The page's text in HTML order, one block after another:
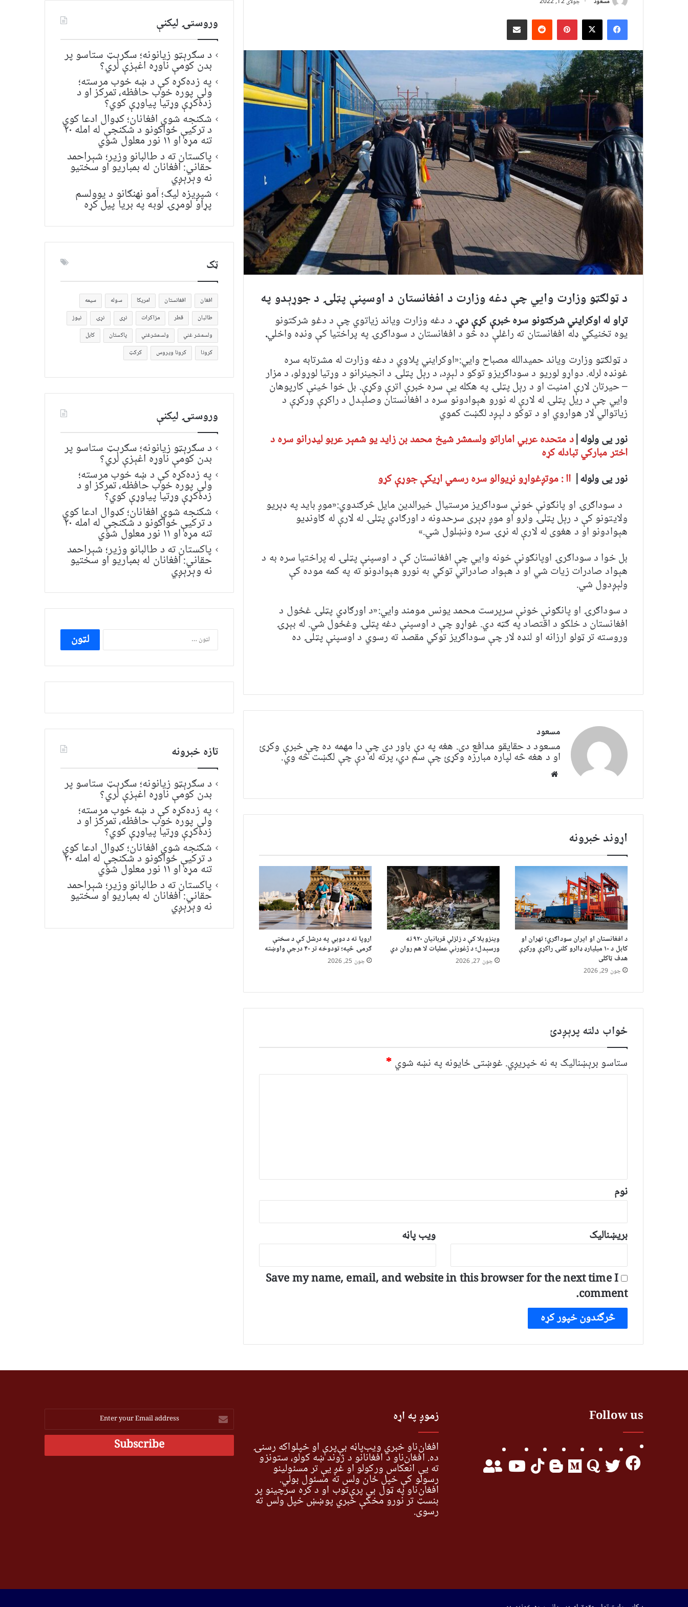
Facebook
X
Pinterest
Redditد بریښنالیک له لارې شریک کړئ
د ټولګټو وزارت وایي چې دغه وزارت د افغانستان د اوسپنې پټلۍ د جوړېدو په
تړاو له اوکرایني شرکتونو سره خبرې کړې دي. د دغه وزارت ویاند زیاتوي چې د دغو شرکتونو
یوه تخنیکي ډله افغانستان ته راغلې ده څو د افغانستان د سوداګرۍ په پراختیا کې ونډه واخلي.
د ټولګټو وزارت ویاند حمیدالله مصباح وايي:«اوکرایني پلاوي د دغه وزارت له مشرتابه سره
غونډه لرله. دواړو لوریو د سوداګریزو توکو د لېږد، د رېل پټلۍ د انجینرانو د وړتیا لوړولو، د مزار
– حیرتان لارې امنیت او د رېل پټلۍ په هکله یې سره خبرې اترې وکړې. بل خوا ځينې کارپوهان
وایي چې د ریل پټلۍ له لارې له نورو هېوادونو سره د افغانستان وصلېدل د راکړې ورکړې د
زیاتوالي لار هواروي او د توکو د لېږد لګښت کموي
نور یی ولوله|د متحده عربي اماراتو ولسمشر شیخ محمد بن زاید یو شمېر عربو ليډرانو سره د
اختر مبارکي تبادله کړه
نور یی ولوله| اا : موتږغواړو نړیوالو سره رسمي اړیکې جوړې کړو
د سوداګرۍ او پانګونې خونې سوداګریز مرستیال خیرالدین مایل څرګندوي:«موږ باید په ډېریو
ولایتونو کې د رېل پټلۍ ولرو او موږ ډېری سرحدونه د اورګاډي پټلۍ له لارې له ګاونډیو
هېوادونو او د هغوی له لارې له نړۍ سره ونښلول شي.»
بل خوا د سوداګرۍ اوپانګونې خونه وایي چې افغانستان کې د اوسپنې پټلۍ له پراختیا سره به د
هېواد صادرات زیات شي او د هېواد صادراتي توکي به نورو هېوادونو ته په کمه موده کې
ولېږدول شي.
د سوداګرۍ او پانګونې خونې سرپرست محمد یونس مومند وايي:«د اورګاډي پټلۍ غځول د
افغانستان د خلکو د اقتصاد په ګټه دي. غواړو چې د اوسپنې دغه پټلۍ وغځول شي. له بېړۍ
وروسته تر ټولو ارزانه او لنډه لار چې سوداګریز توکي مقصد ته رسوي د اوسپنې پټلۍ ده
مسعود
مسعود د حقایقو مدافع دی. هغه په ​​​​دې باور دی چې دا مهمه ده چې خبرې وکړئ
او د هغه څه لپاره مبارزه وکړئ چې سم دي، پرته له دې چې لګښت څه وي.
اړوند خبرونه
د افغانستان او ایران سوداګري؛ تهران او
کابل د ۱۰ میلیارډ ډالرو کلنۍ راکړې ورکړې
هدف ټاکلی
جون 29, 2026
وینزویلا کې د زلزلې قربانیان ۹۲۰ ته
ورسېدل؛ د ژغورنې عملیات لا هم روان دي
جون 27, 2026
اروپا ته د دوبي په درشل کې د سختې
ګرمۍ څپه؛ تودوخه تر ۴۰ درجې واوښته
جون 25, 2026
ځواب دلته پرېږدئ
ستاسو برېښناليک به نه خپريږي. غوښتى ځایونه په نښه شوي *
*
نوم
بریښنالیک ویب پاڼه
Save my name, email, and website in this browser for the next time I
comment.
وروستۍ ليکنې
د سګرېټو زیانونه؛ سګرېټ ستاسو پر
بدن کومې ناوړه اغېزې لري؟
په زده‌کړه کې د ښه خوب مرسته؛
ولې پوره خوب حافظه، تمرکز او د
زده‌کړې وړتیا پیاوړې کوي؟
شکنجه شوي افغانان؛ کډوال ادعا کوي
د ترکیې ځواکونو د شکنجې له امله ۲۰
تنه مړه او ۱۱ نور معلول شوي
پاکستان ته د طالبانو وزیر؛ شېراحمد
حقاني: افغانان له بمباریو او سختیو
نه وېرېږي
شپږیزه لیګ؛ آمو نهنګانو د یوولسم
پړاو لومړۍ لوبه په بریا پیل کړه
ټک
افغان افغانستان امریکا سوله
سیمه
طالبان
قطر مزاکرات نړی نړۍ
نیوز
ولسمشر غني
ولسمشرغني پاکستان
کابل
کرونا
کرونا ویروس کرکټ
وروستۍ ليکنې
د سګرېټو زیانونه؛ سګرېټ ستاسو پر
بدن کومې ناوړه اغېزې لري؟
په زده‌کړه کې د ښه خوب مرسته؛
ولې پوره خوب حافظه، تمرکز او د
زده‌کړې وړتیا پیاوړې کوي؟
شکنجه شوي افغانان؛ کډوال ادعا کوي
د ترکیې ځواکونو د شکنجې له امله ۲۰
تنه مړه او ۱۱ نور معلول شوي
پاکستان ته د طالبانو وزیر؛ شېراحمد
حقاني: افغانان له بمباریو او سختیو
نه وېرېږي
ددی
لپاره
لټون:
تازه خبرونه
د سګرېټو زیانونه؛ سګرېټ ستاسو پر
بدن کومې ناوړه اغېزې لري؟
په زده‌کړه کې د ښه خوب مرسته؛
ولې پوره خوب حافظه، تمرکز او د
زده‌کړې وړتیا پیاوړې کوي؟
شکنجه شوي افغانان؛ کډوال ادعا کوي
د ترکیې ځواکونو د شکنجې له امله ۲۰
تنه مړه او ۱۱ نور معلول شوي
پاکستان ته د طالبانو وزیر؛ شېراحمد
حقاني: افغانان له بمباریو او سختیو
نه وېرېږي
Follow us زموږ په اړه
افغان‌ناو خبري ویب‌پاڼه بې‌پرې او خپلواکه رسنۍ
ده. افغان‌ناو د افغانانو د ژوند ښه کولو، ستونزو
ته یې انعکاس ورکولو او غږ یې تر مسئولینو
رسولو کې خپل ځان ولس ته مسئول بولي.
افغان‌ناو په ټول بې پرې‌توب او د کره سرچینو پر
بنسټ تر نورو مخکې خبري پوښښ خپل ولس ته
رسوي.
Enter
your
Email